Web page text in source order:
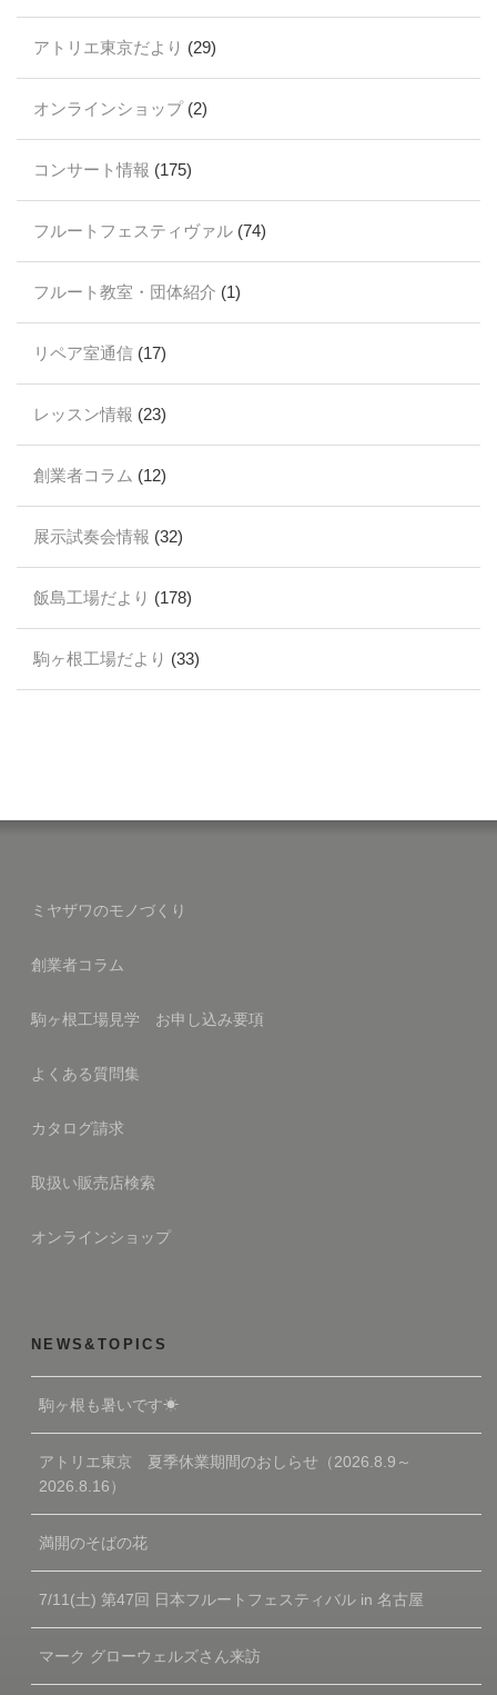
アトリエ東京だより (29)
オンラインショップ(2)
コンサート情報 (175)
フルートフェスティヴァル (74)
フルート教室・団体紹介 (1)
リペア室通信 (17)
レッスン情報 (23)
創業者コラム (12)
展示試奏会情報 (32)
飯島工場だより (178)
駒ヶ根工場だより (33)
ミヤザワのモノづくり
創業者コラム
駒ヶ根工場見学 お申し込み要項
よくある質問集
カタログ請求
取扱い販売店検索
オンラインショップ
NEWS&TOPICS
駒ヶ根も暑いです☀
アトリエ東京 夏季休業期間のおしらせ（2026.8.9～
2026.8.16）
満開のそばの花
7/11(土) 第47回 日本フルートフェスティバル in 名古屋
マーク グローウェルズさん来訪